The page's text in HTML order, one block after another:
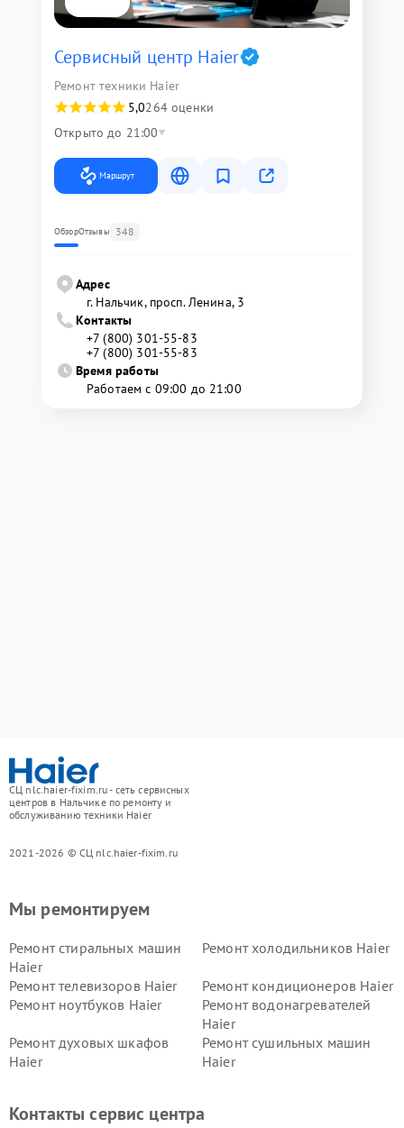
Сервисный центр Haier
Ремонт техники Haier
5,0264 оценки
Открыто до 21:00
Маршрут
ОбзорОтзывы 348
Адрес
г. Нальчик, просп. Ленина, 3
Контакты
+7 (800) 301-55-83
+7 (800) 301-55-83
Время работы
Работаем с 09:00 до 21:00
СЦ nlc.haier-fixim.ru - сеть сервисных
центров в Нальчике по ремонту и
обслуживанию техники Haier
2021-2026 © СЦ nlc.haier-fixim.ru
Мы ремонтируем
Ремонт стиральных машин
Haier
Ремонт холодильников Haier
Ремонт телевизоров Haier
Ремонт кондиционеров Haier
Ремонт ноутбуков Haier
Ремонт водонагревателей
Haier
Ремонт духовых шкафов
Haier
Ремонт сушильных машин
Haier
Ремонт роботов-пылесосов
Ремонт посудомоечных
Контакты сервис центра